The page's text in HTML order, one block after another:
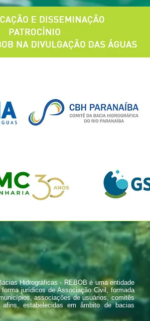
Hidrográficas - REBOB é uma entidade
jurídicos de Associação Civil, formada
associações de usuários, comitês
estabelecidas em âmbito de bacias